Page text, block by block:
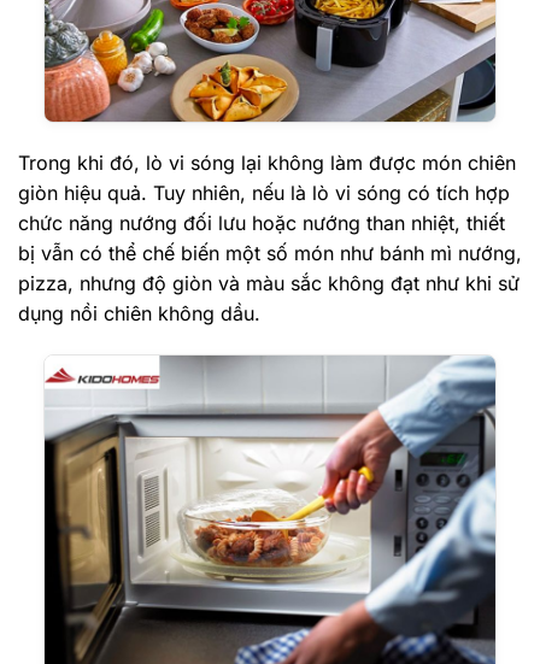
Trong khi đó, lò vi sóng lại không làm được món chiên
giòn hiệu quả. Tuy nhiên, nếu là lò vi sóng có tích hợp
chức năng nướng đối lưu hoặc nướng than nhiệt, thiết
bị vẫn có thể chế biến một số món như bánh mì nướng,
pizza, nhưng độ giòn và màu sắc không đạt như khi sử
dụng nồi chiên không dầu.